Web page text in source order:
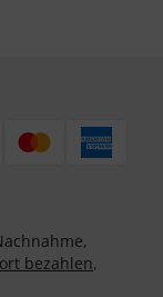
bezahlen,